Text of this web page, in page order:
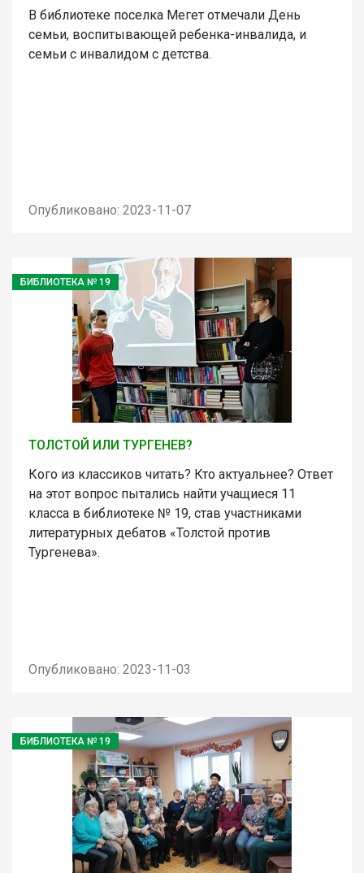
В библиотеке поселка Мегет отмечали День
семьи, воспитывающей ребенка-инвалида, и
семьи с инвалидом с детства.
Опубликовано: 2023-11-07
БИБЛИОТЕКА № 19
ТОЛСТОЙ ИЛИ ТУРГЕНЕВ?
Кого из классиков читать? Кто актуальнее? Ответ
на этот вопрос пытались найти учащиеся 11
класса в библиотеке № 19, став участниками
литературных дебатов «Толстой против
Тургенева».
Опубликовано: 2023-11-03
БИБЛИОТЕКА № 19